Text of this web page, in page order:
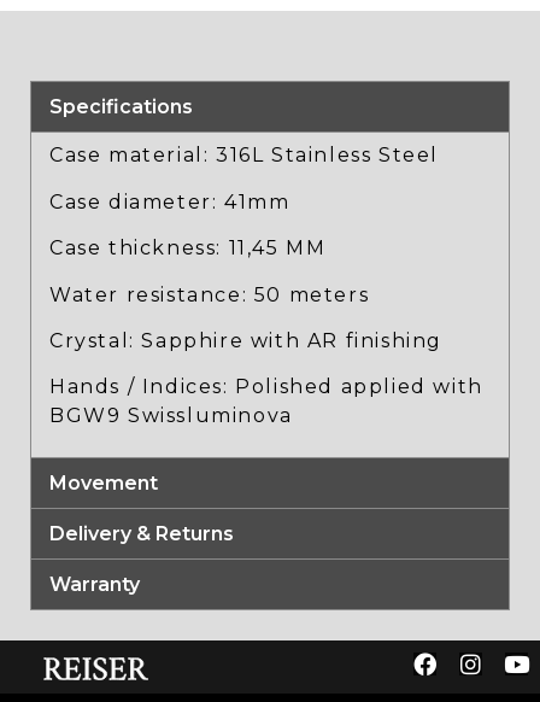
Specifications
Case material: 316L Stainless Steel
Case diameter: 41mm
Case thickness: 11,45 MM
Water resistance: 50 meters
Crystal: Sapphire with AR finishing
Hands / Indices: Polished applied with
BGW9 Swissluminova
Movement
Delivery & Returns
Warranty